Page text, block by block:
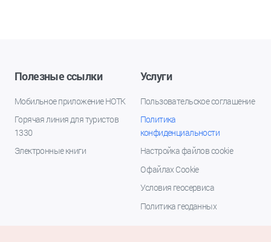
Полезные ссылки
Мобильное приложение НОТК
Горячая линия для туристов
1330
Электронные книги
Услуги
Пользовательское соглашение
Политика
конфиденциальности
Настройка файлов cookie
О файлах Cookie
Условия геосервиса
Политика геоданных